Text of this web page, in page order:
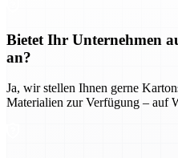
Bietet Ihr Unternehmen
an?
Ja, wir stellen Ihnen gerne
Materialien zur Verfügung – auf